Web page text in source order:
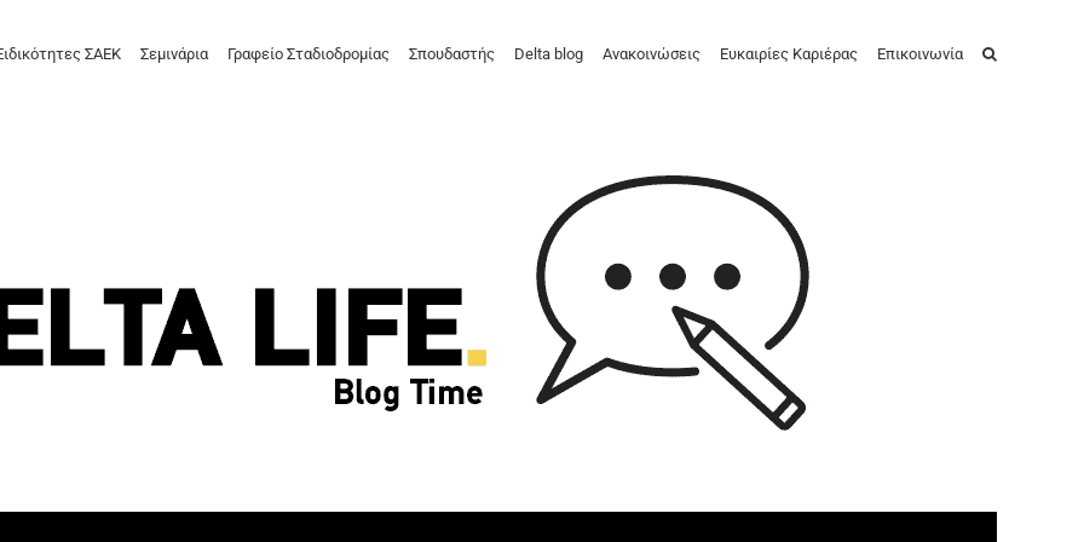
ΣΑΕΚ Σεμινάρια Γραφείο Σταδιοδρομίας Σπουδαστής Delta blog Ανακοινώσεις Ευκαιρίες Καριέρας Επικοινωνία